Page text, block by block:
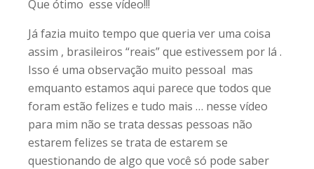
Que ótimo esse vídeo!!!
Já fazia muito tempo que queria ver uma coisa
assim , brasileiros “reais” que estivessem por lá .
Isso é uma observação muito pessoal mas
emquanto estamos aqui parece que todos que
foram estão felizes e tudo mais … nesse vídeo
para mim não se trata dessas pessoas não
estarem felizes se trata de estarem se
questionando de algo que você só pode saber